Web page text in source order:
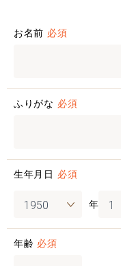
お名前 必須
ふりがな 必須
生年月日 必須
年
年齢 必須